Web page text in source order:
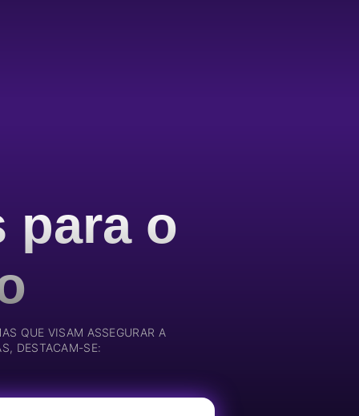
para o
QUE VISAM ASSEGURAR A
DESTACAM-SE: